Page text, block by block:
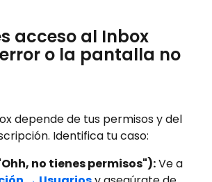
acceso al Inbox
o la pantalla no
depende de tus permisos y del
Identifica tu caso:
no tienes permisos"): Ve a